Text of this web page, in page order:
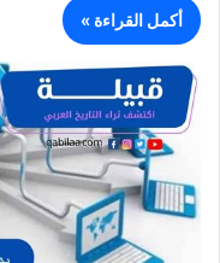
أكمل القراءة »